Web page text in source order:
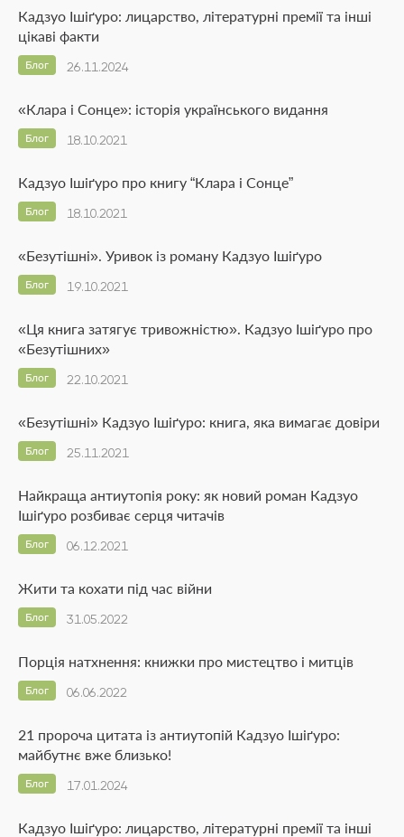
Кадзуо Ішіґуро: лицарство, літературні премії та інші
цікаві факти
26.11.2024
Блог
«Клара і Сонце»: історія українського видання
18.10.2021
Блог
Кадзуо Ішіґуро про книгу “Клара і Сонце”
18.10.2021
Блог
«Безутішні». Уривок із роману Кадзуо Ішіґуро
19.10.2021
Блог
«Ця книга затягує тривожністю». Кадзуо Ішіґуро про
«Безутішних»
22.10.2021
Блог
«Безутішні» Кадзуо Ішіґуро: книга, яка вимагає довіри
25.11.2021
Блог
Найкраща антиутопія року: як новий роман Кадзуо
Ішіґуро розбиває серця читачів
06.12.2021
Блог
Жити та кохати під час війни
31.05.2022
Блог
Порція натхнення: книжки про мистецтво і митців
06.06.2022
Блог
21 пророча цитата із антиутопій Кадзуо Ішіґуро:
майбутнє вже близько!
17.01.2024
Блог
Кадзуо Ішіґуро: лицарство, літературні премії та інші